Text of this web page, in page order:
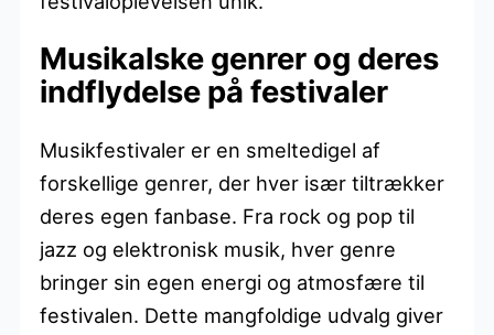
Musikalske genrer og deres
indflydelse på festivaler
Musikfestivaler er en smeltedigel af
forskellige genrer, der hver især tiltrækker
deres egen fanbase. Fra rock og pop til
jazz og elektronisk musik, hver genre
bringer sin egen energi og atmosfære til
festivalen. Dette mangfoldige udvalg giver